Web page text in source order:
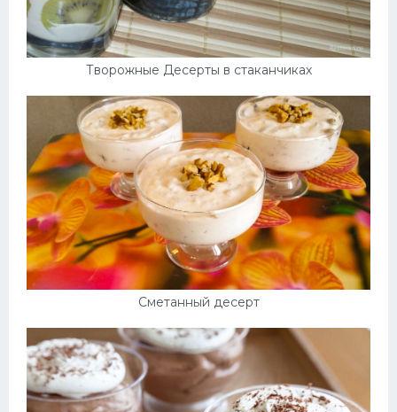
Творожные Десерты в стаканчиках
Сметанный десерт